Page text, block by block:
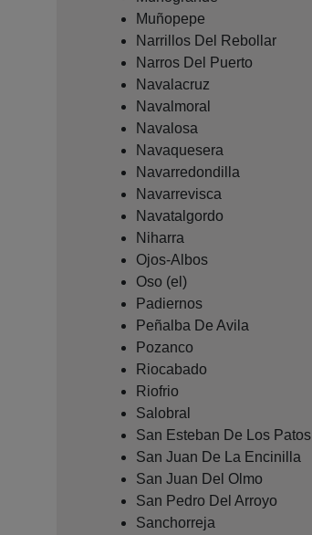
Muñopepe
Narrillos Del Rebollar
Narros Del Puerto
Navalacruz
Navalmoral
Navalosa
Navaquesera
Navarredondilla
Navarrevisca
Navatalgordo
Niharra
Ojos-Albos
Oso (el)
Padiernos
Peñalba De Avila
Pozanco
Riocabado
Riofrio
Salobral
San Esteban De Los Patos
San Juan De La Encinilla
San Juan Del Olmo
San Pedro Del Arroyo
Sanchorreja